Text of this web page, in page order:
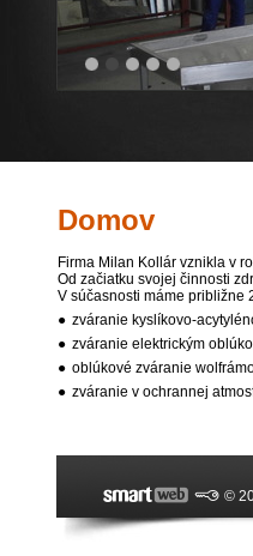
Domov
Firma Milan Kollár vznikla v
Od začiatku svojej činnosti
V súčasnosti máme približne
zváranie kyslíkovo-
zváranie elektrickým
oblúkové zváranie
zváranie v ochrannej
©